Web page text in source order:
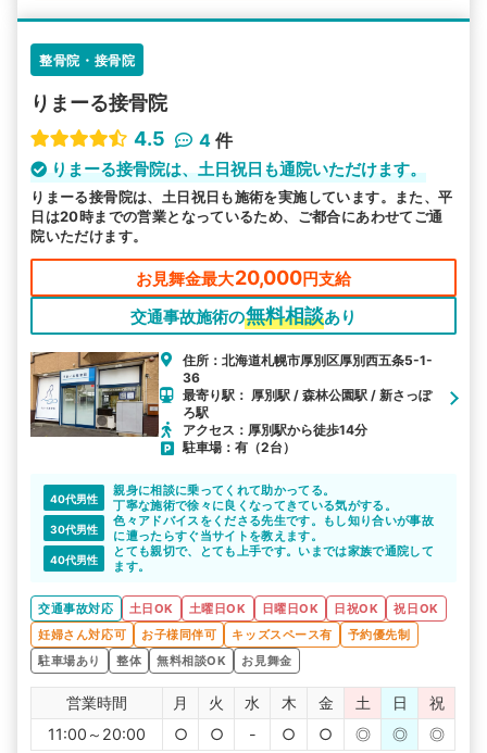
整骨院・接骨院
りまーる接骨院
4.5
4 件
りまーる接骨院は、土日祝日も通院いただけます。
りまーる接骨院は、土日祝日も施術を実施しています。また、平
日は20時までの営業となっているため、ご都合にあわせてご通
院いただけます。
お見舞金最大20,000円支給
交通事故施術の無料相談あり
住所：北海道札幌市厚別区厚別西五条5-1-
36
最寄り駅： 厚別駅 / 森林公園駅 / 新さっぽ
ろ駅
アクセス：厚別駅から徒歩14分
駐車場：有（2台）
40代男性
親身に相談に乗ってくれて助かってる。
丁寧な施術で徐々に良くなってきている気がする。
30代男性
色々アドバイスをくださる先生です。もし知り合いが事故
に遭ったらすぐ当サイトを教えます。
40代男性
とても親切で、とても上手です。いまでは家族で通院して
ます。
交通事故対応 土日OK 土曜日OK 日曜日OK 日祝OK
祝日OK
妊婦さん対応可
お子様同伴可 キッズスペース有
予約優先制
駐車場あり
整体 無料相談OK お見舞金
営業時間 月 火 水 木 金 土 日
祝
11:00～20:00
○ ○ - ○ ○ ◎ ◎ ◎